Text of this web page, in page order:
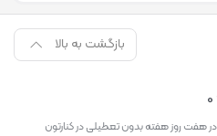
بازگشت به بالا
هفت روز هفته بدون تعطیلی در کنارتون